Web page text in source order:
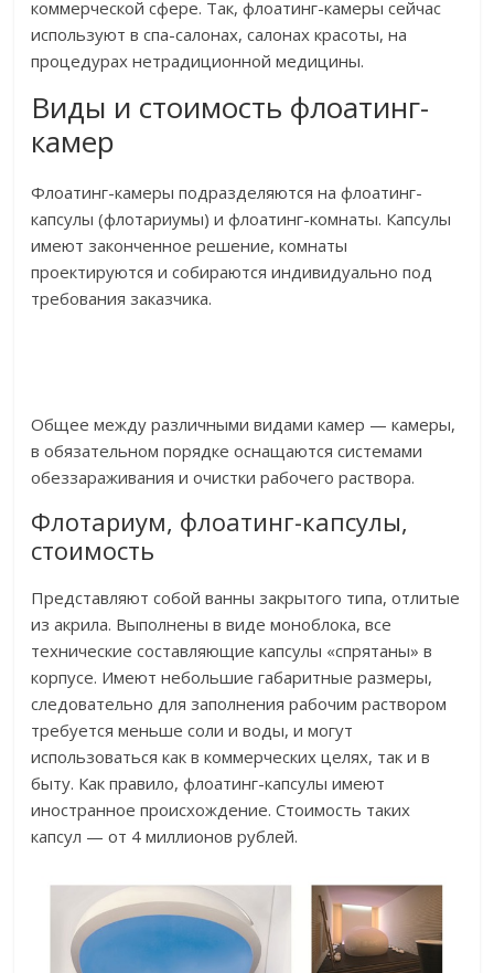
коммерческой сфере. Так, флоатинг-камеры сейчас
используют в спа-салонах, салонах красоты, на
процедурах нетрадиционной медицины.
Виды и стоимость флоатинг-
камер
Флоатинг-камеры подразделяются на флоатинг-
капсулы (флотариумы) и флоатинг-комнаты. Капсулы
имеют законченное решение, комнаты
проектируются и собираются индивидуально под
требования заказчика.
Общее между различными видами камер — камеры,
в обязательном порядке оснащаются системами
обеззараживания и очистки рабочего раствора.
Флотариум, флоатинг-капсулы,
стоимость
Представляют собой ванны закрытого типа, отлитые
из акрила. Выполнены в виде моноблока, все
технические составляющие капсулы «спрятаны» в
корпусе. Имеют небольшие габаритные размеры,
следовательно для заполнения рабочим раствором
требуется меньше соли и воды, и могут
использоваться как в коммерческих целях, так и в
быту. Как правило, флоатинг-капсулы имеют
иностранное происхождение. Стоимость таких
капсул — от 4 миллионов рублей.